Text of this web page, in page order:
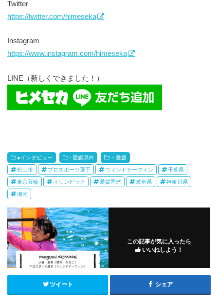
Twitter
https://twitter.com/himeseka
Instagram
https://www.instagram.com/himeseka
LINE（新しくできました！）
●インタビュー - 愛媛県外 －愛媛
松山市 プロスポーツ選手 ウィンドサーフィン 千葉県
東京五輪 オリンピック 愛媛国体 岐阜県 神奈川県
湘南
この記事が気に入ったら
いいねしよう！
ツイート シェア